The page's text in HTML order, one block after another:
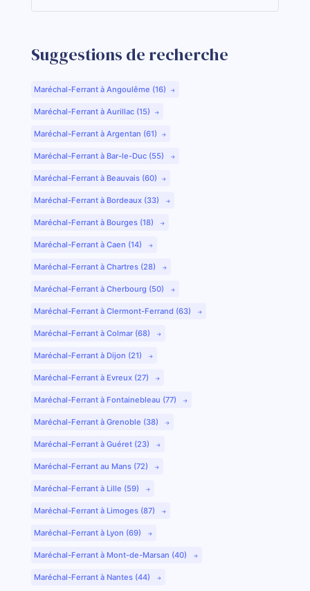
Suggestions de recherche
Maréchal-Ferrant à Angoulême (16)
Maréchal-Ferrant à Aurillac (15)
Maréchal-Ferrant à Argentan (61)
Maréchal-Ferrant à Bar-le-Duc (55)
Maréchal-Ferrant à Beauvais (60)
Maréchal-Ferrant à Bordeaux (33)
Maréchal-Ferrant à Bourges (18)
Maréchal-Ferrant à Caen (14)
Maréchal-Ferrant à Chartres (28)
Maréchal-Ferrant à Cherbourg (50)
Maréchal-Ferrant à Clermont-Ferrand (63)
Maréchal-Ferrant à Colmar (68)
Maréchal-Ferrant à Dijon (21)
Maréchal-Ferrant à Evreux (27)
Maréchal-Ferrant à Fontainebleau (77)
Maréchal-Ferrant à Grenoble (38)
Maréchal-Ferrant à Guéret (23)
Maréchal-Ferrant au Mans (72)
Maréchal-Ferrant à Lille (59)
Maréchal-Ferrant à Limoges (87)
Maréchal-Ferrant à Lyon (69)
Maréchal-Ferrant à Mont-de-Marsan (40)
Maréchal-Ferrant à Nantes (44)